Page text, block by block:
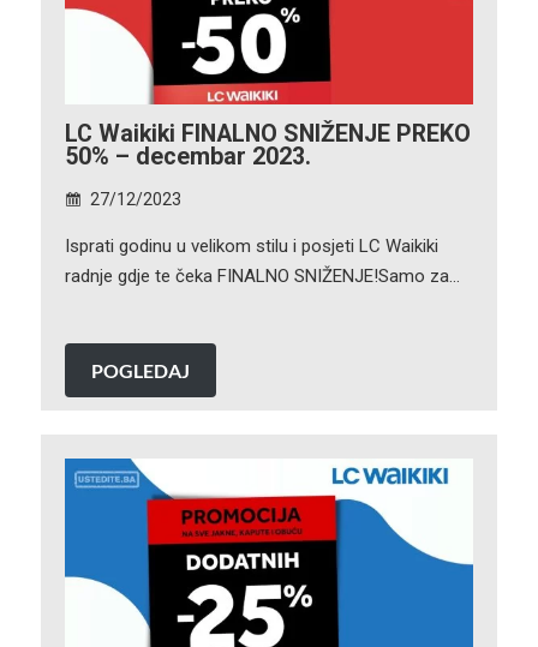
LC Waikiki FINALNO SNIŽENJE PREKO
50% – decembar 2023.
27/12/2023
Isprati godinu u velikom stilu i posjeti LC Waikiki
radnje gdje te čeka FINALNO SNIŽENJE!Samo za…
POGLEDAJ